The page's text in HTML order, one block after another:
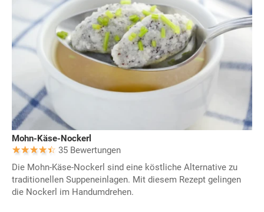
Mohn-Käse-Nockerl
35 Bewertungen
Die Mohn-Käse-Nockerl sind eine köstliche Alternative zu
traditionellen Suppeneinlagen. Mit diesem Rezept gelingen
die Nockerl im Handumdrehen.